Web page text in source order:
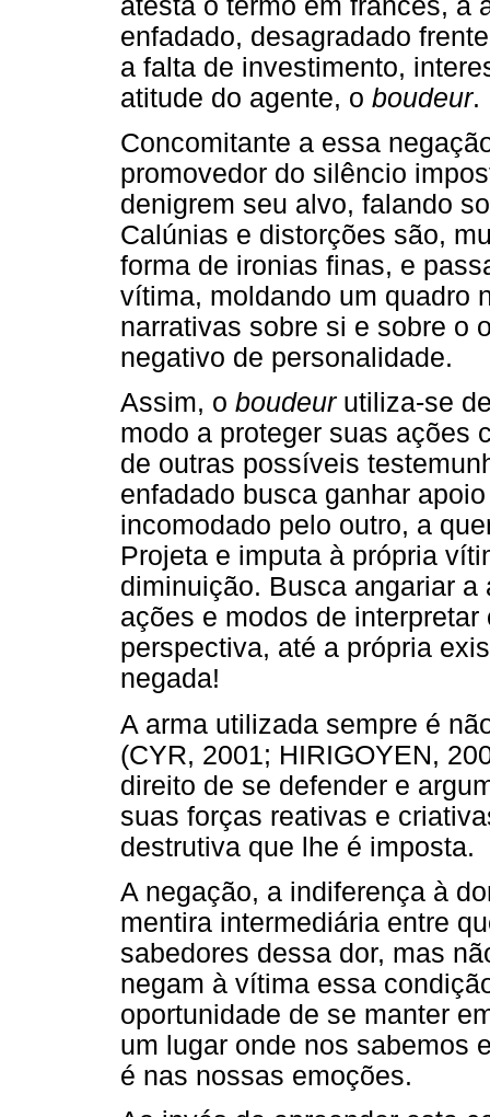
atesta o termo em francês, a
enfadado, desagradado
a falta de investimento,
atitude do agente, o boudeur.
Concomitante a essa
promovedor do silêncio
denigrem seu alvo, falando
Calúnias e distorções são,
forma de ironias finas, e
vítima, moldando um quadro
narrativas sobre si e sobre o
negativo de personalidade.
Assim, o boudeurutiliza-se
modo a proteger suas ações
de outras possíveis
enfadado busca ganhar
incomodado pelo outro, a
Projeta e imputa à própria
diminuição. Busca angariar
ações e modos de
perspectiva, até a própria
negada!
A arma utilizada sempre é
(CYR, 2001; HIRIGOYEN,
direito de se defender e
suas forças reativas e
destrutiva que lhe é imposta.
A negação, a indiferença à
mentira intermediária entre
sabedores dessa dor, mas
negam à vítima essa
oportunidade de se manter
um lugar onde nos sabemos
é nas nossas emoções.